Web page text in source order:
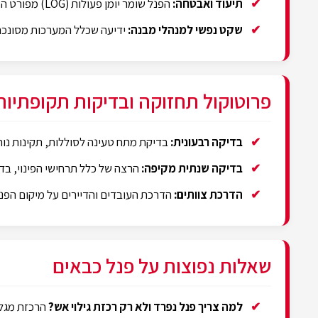
תיעוד ואבטחה: הפנל שומר יומן פעולות (LOG) מפורט המאפשר לבצע תחקיר מעמיק והפקת לקחים לאחר כל אירוע.
שקט נפשי למנהלי מבנה: ידיעה שכלל המערכות
פרוטוקול תחזוקה ובדיקות
בדיקה רבעונית:בדיקת מתח טעינה לסוללות, תקינות
בדיקה שנתית מקיפה: הרצה של כלל תרחישי הפינוי,
הדרכת צוותים: הדרכת העובדים והדיירים על מיקום
שאלות נפוצות על פנל כבאים
למה צריך פנל נפרד ולא רק רכזת גילוי אש?הרכזת